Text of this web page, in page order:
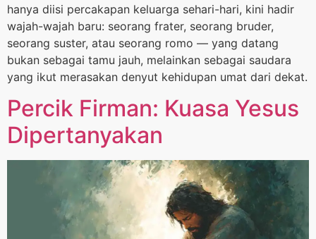
hanya diisi percakapan keluarga sehari-hari, kini hadir
wajah-wajah baru: seorang frater, seorang bruder,
seorang suster, atau seorang romo — yang datang
bukan sebagai tamu jauh, melainkan sebagai saudara
yang ikut merasakan denyut kehidupan umat dari dekat.
Percik Firman: Kuasa Yesus
Dipertanyakan